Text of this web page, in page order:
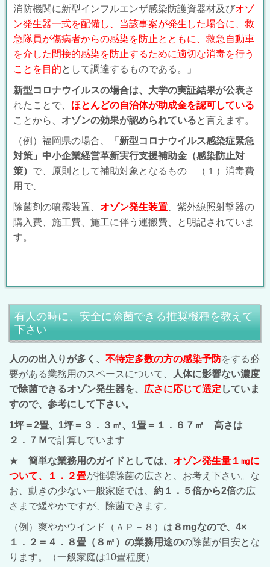
消防機関に新型インフルエンザ感染防護資器材及びオゾ
ン発生器一式を配備し、当該事案が発生した場合に、救
急隊員が傷病者からの感染を防止とともに、救急自動車
を介した間接的感染を防止するために適切な消毒を行う
ことを目的として調達するものである。」
新型コロナウイルスの場合は、大学の実証結果が公表さ
れたことで、 ほとんどの自治体が助成金を認可している
ことから、 オゾンの効果が認められていると言えます。
（例）福岡県の場合、
「新型コロナウイルス感染症緊急
対策」中小企業経営革新実行支援補助金（感染防止対
策） で、原則として補助対象となるもの （１）消毒費
用で、
除菌剤の噴霧装置、 オゾン発生装置 、紫外線照射撃器の
購入費、施工費、施工に伴う運搬費、と明記されていま
す。
有人の時に、安全に除菌できる推奨機種を教えて
下さい
人のの出入りが多く、 不特定多数の方の感染予防をする必
要がある業務用のスペースについて、
人体に影響ない濃度
で除菌できるオゾン発生器を、 広さに応じて選定 していま
すので、参考にして下さい。
1坪＝2畳、1坪＝３．３㎡、1畳＝１．６７㎡ 高さは
２．７Ｍで計算しています
★ 簡単な業務用のガイドとしては、 オゾン発生量１㎎に
ついて、１．２畳が推奨除菌の広さと、お考え下さい。な
お、動きの少ない一般家庭では、 約１．５倍から2倍の広
さまで緩やかですが、除菌できます。
（例）爽やかウインド（ＡＰ－８）は ８mgなので、4×
１．２＝４．８畳（８㎡）の業務用途のの除菌が目安とな
ります。（一般家庭は10畳程度）